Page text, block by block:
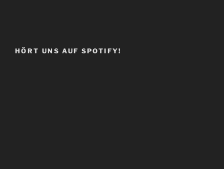
HÖRT UNS AUF SPOTIFY!